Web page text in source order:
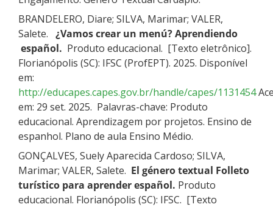
BRANDELERO, Diare; SILVA, Marimar; VALER,
Salete. ¿Vamos crear un menú? Aprendiendo
español. Produto educacional. [Texto eletrônico].
Florianópolis (SC): IFSC (ProfEPT). 2025. Disponível
em:
http://educapes.capes.gov.br/handle/capes/1131454
em: 29 set. 2025. Palavras-chave: Produto
educacional. Aprendizagem por projetos. Ensino de
espanhol. Plano de aula Ensino Médio.
GONÇALVES, Suely Aparecida Cardoso; SILVA,
Marimar; VALER, Salete. El género textual Folleto
turístico para aprender español. Produto
educacional. Florianópolis (SC): IFSC. [Texto